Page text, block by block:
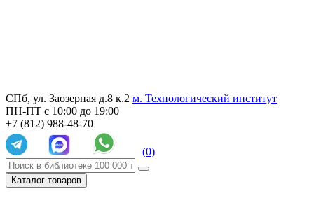
СПб, ул. Заозерная д.8 к.2 м. Технологический институт
ПН-ПТ с 10:00 до 19:00
+7 (812) 988-48-70
(0)
Каталог товаров